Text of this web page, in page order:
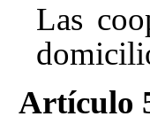
Las
Artículo